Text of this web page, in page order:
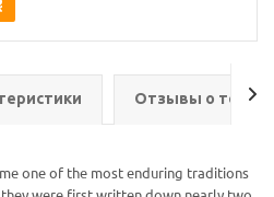
Отзывы о
one of the most enduring traditions